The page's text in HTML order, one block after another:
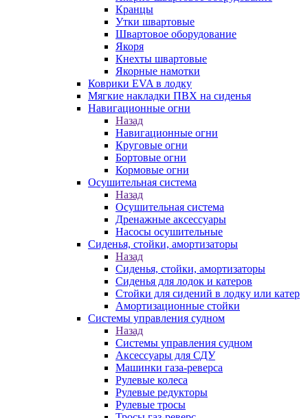
Кранцы
Утки швартовые
Швартовое оборудование
Якоря
Кнехты швартовые
Якорные намотки
Коврики EVA в лодку
Мягкие накладки ПВХ на сиденья
Навигационные огни
Назад
Навигационные огни
Круговые огни
Бортовые огни
Кормовые огни
Осушительная система
Назад
Осушительная система
Дренажные аксессуары
Насосы осушительные
Сиденья, стойки, амортизаторы
Назад
Сиденья, стойки, амортизаторы
Сиденья для лодок и катеров
Стойки для сидений в лодку или катер
Амортизационные стойки
Системы управления судном
Назад
Системы управления судном
Аксессуары для СДУ
Машинки газа-реверса
Рулевые колеса
Рулевые редукторы
Рулевые тросы